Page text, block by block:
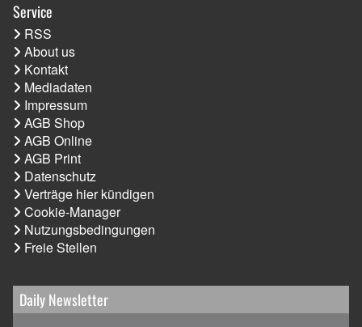
Service
RSS
About us
Kontakt
Mediadaten
Impressum
AGB Shop
AGB Online
AGB Print
Datenschutz
Verträge hier kündigen
Cookie-Manager
Nutzungsbedingungen
Freie Stellen
Daily Newsletter